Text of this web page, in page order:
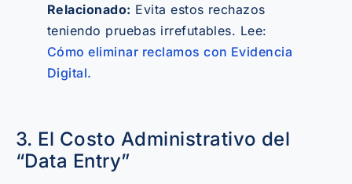
Relacionado: Evita estos rechazos
teniendo pruebas irrefutables. Lee:
Cómo eliminar reclamos con Evidencia
Digital.
3. El Costo Administrativo del
“Data Entry”